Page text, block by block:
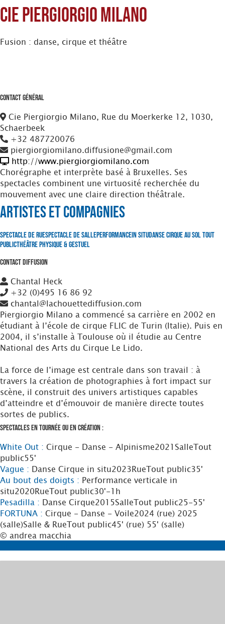
Cie Piergiorgio Milano
Fusion : danse, cirque et théâtre
Contact Général
Cie Piergiorgio Milano, Rue du Moerkerke 12, 1030,
Schaerbeek
+32 487720076
piergiorgiomilano.diffusione@gmail.com
http://www.piergiorgiomilano.com
Chorégraphe et interprète basé à Bruxelles. Ses
spectacles combinent une virtuosité recherchée du
mouvement avec une claire direction théâtrale.
Artistes et Compagnies
Spectacle de RueSpectacle de SallePerformanceIn situDanseCirque au SolTout
PublicThéâtre Physique & Gestuel
Contact Diffusion
Chantal Heck
+32 (0)495 16 86 92
chantal@lachouettediffusion.com
Piergiorgio Milano a commencé sa carrière en 2002 en
étudiant à l’école de cirque FLIC de Turin (Italie). Puis en
2004, il s’installe à Toulouse où il étudie au Centre
National des Arts du Cirque Le Lido.
La force de l’image est centrale dans son travail : à
travers la création de photographies à fort impact sur
scène, il construit des univers artistiques capables
d’atteindre et d’émouvoir de manière directe toutes
sortes de publics.
Spectacles en tournée ou en création :
White Out : Cirque - Danse - Alpinisme2021 SalleTout
public55'
Vague : Danse Cirque in situ2023RueTout public35'
Au bout des doigts : Performance verticale in
situ2020RueTout public30'-1h
Pesadilla : Danse Cirque2015SalleTout public25-55'
FORTUNA : Cirque - Danse - Voile2024 (rue) 2025
(salle)Salle & RueTout public45' (rue) 55' (salle)
© andrea macchia